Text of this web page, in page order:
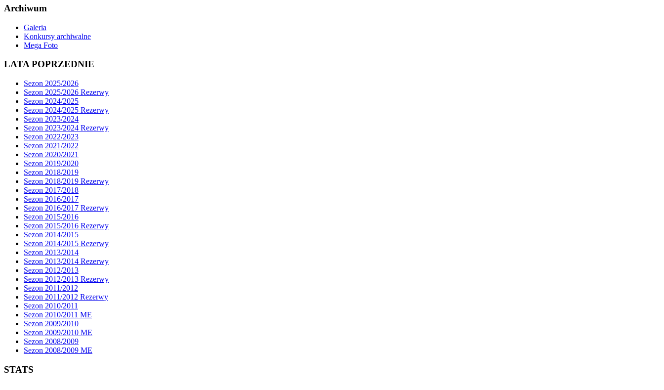
Archiwum
Galeria
Konkursy archiwalne
Mega Foto
LATA POPRZEDNIE
Sezon 2025/2026
Sezon 2025/2026 Rezerwy
Sezon 2024/2025
Sezon 2024/2025 Rezerwy
Sezon 2023/2024
Sezon 2023/2024 Rezerwy
Sezon 2022/2023
Sezon 2021/2022
Sezon 2020/2021
Sezon 2019/2020
Sezon 2018/2019
Sezon 2018/2019 Rezerwy
Sezon 2017/2018
Sezon 2016/2017
Sezon 2016/2017 Rezerwy
Sezon 2015/2016
Sezon 2015/2016 Rezerwy
Sezon 2014/2015
Sezon 2014/2015 Rezerwy
Sezon 2013/2014
Sezon 2013/2014 Rezerwy
Sezon 2012/2013
Sezon 2012/2013 Rezerwy
Sezon 2011/2012
Sezon 2011/2012 Rezerwy
Sezon 2010/2011
Sezon 2010/2011 ME
Sezon 2009/2010
Sezon 2009/2010 ME
Sezon 2008/2009
Sezon 2008/2009 ME
STATS